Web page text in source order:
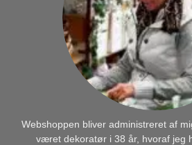
Webshoppen bliver administreret af
været dekoratør i 38 år, hvoraf jeg